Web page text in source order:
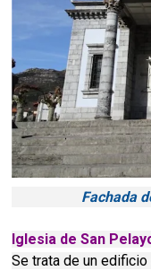
Fachada
Iglesia de San
Se trata de un